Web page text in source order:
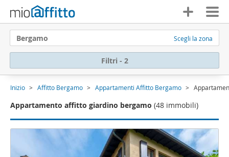
Bergamo Scegli la zona
Filtri - 2
Inizio Affitto Bergamo Appartamenti Affitto Bergamo
Appartamento affitto giardino bergamo (48 immobili)